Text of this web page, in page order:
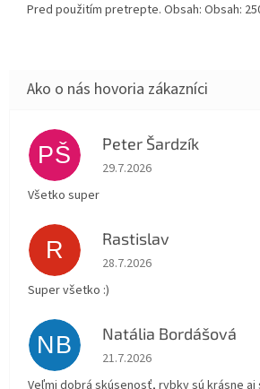
Pred použitím pretrepte. Obsah: Obsah:
PŠ Peter Šardzík
Hodnotenie obchodu je 5 z 5
29.7.2026
Všetko super
R Rastislav
Hodnotenie obchodu je 5 z 5
28.7.2026
Super všetko :)
NB Natália Bordášová
Hodnotenie obchodu je 5 z 5
21.7.2026